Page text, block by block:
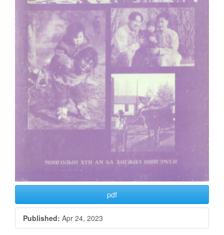
pdf
Published: Apr 24, 2023